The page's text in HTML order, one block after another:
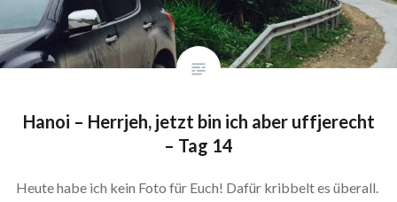
Hanoi – Herrjeh, jetzt bin ich aber uffjerecht
– Tag 14
Heute habe ich kein Foto für Euch! Dafür kribbelt es überall.